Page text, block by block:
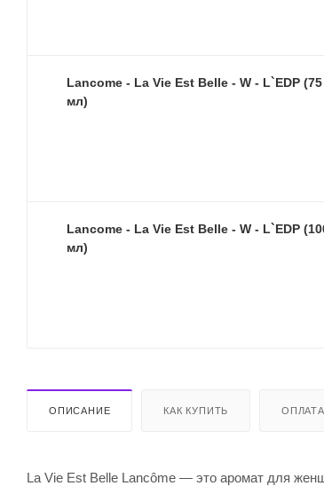
Lancome - La Vie Est Belle - W - L`EDP (75
мл)
Lancome - La Vie Est Belle - W - L`EDP
мл)
ОПИСАНИЕ КАК КУПИТЬ ОПЛАТА
La Vie Est Belle Lancôme — это аромат для